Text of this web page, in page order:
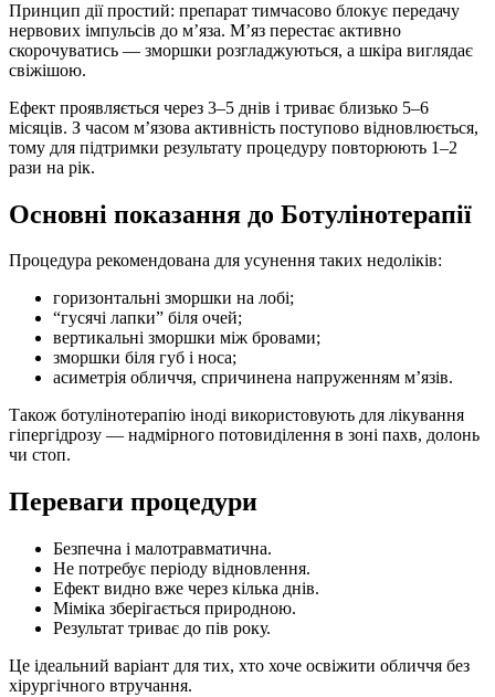
Принцип дії простий: препарат тимчасово блокує передачу
нервових імпульсів до м’яза. М’яз перестає активно
скорочуватись — зморшки розгладжуються, а шкіра виглядає
свіжішою.
Ефект проявляється через 3–5 днів і триває близько 5–6
місяців. З часом м’язова активність поступово відновлюється,
тому для підтримки результату процедуру повторюють 1–2
рази на рік.
Основні показання до Ботулінотерапії
Процедура рекомендована для усунення таких недоліків:
горизонтальні зморшки на лобі;
“гусячі лапки” біля очей;
вертикальні зморшки між бровами;
зморшки біля губ і носа;
асиметрія обличчя, спричинена напруженням м’язів.
Також ботулінотерапію іноді використовують для лікування
гіпергідрозу — надмірного потовиділення в зоні пахв, долонь
чи стоп.
Переваги процедури
Безпечна і малотравматична.
Не потребує періоду відновлення.
Ефект видно вже через кілька днів.
Міміка зберігається природною.
Результат триває до пів року.
Це ідеальний варіант для тих, хто хоче освіжити обличчя без
хірургічного втручання.